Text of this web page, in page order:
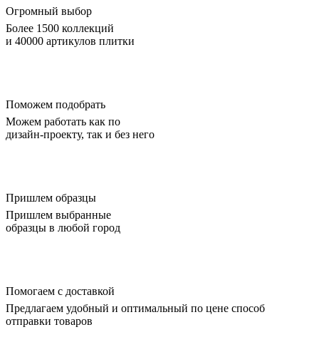
Огромный выбор
Более 1500 коллекций
и 40000 артикулов плитки
Поможем подобрать
Можем работать как по
дизайн-проекту, так и без него
Пришлем образцы
Пришлем выбранные
образцы в любой город
Помогаем с доставкой
Предлагаем удобный и оптимальный по цене способ
отправки товаров